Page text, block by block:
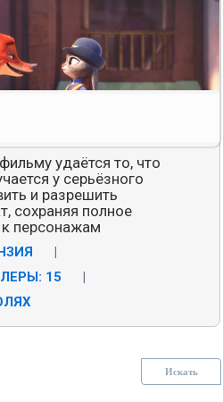
удаётся то, что
у серьёзного
и разрешить
сохраняя полное
к персонажам
|
15
|